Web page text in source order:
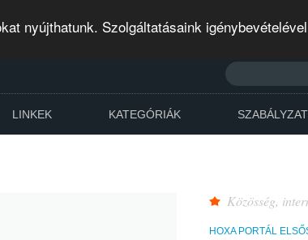
nyújthatunk. Szolgáltatásaink
LINKEK KATEGÓRIÁK SZABÁLYZAT
Közösség,
HOXA PORTÁL